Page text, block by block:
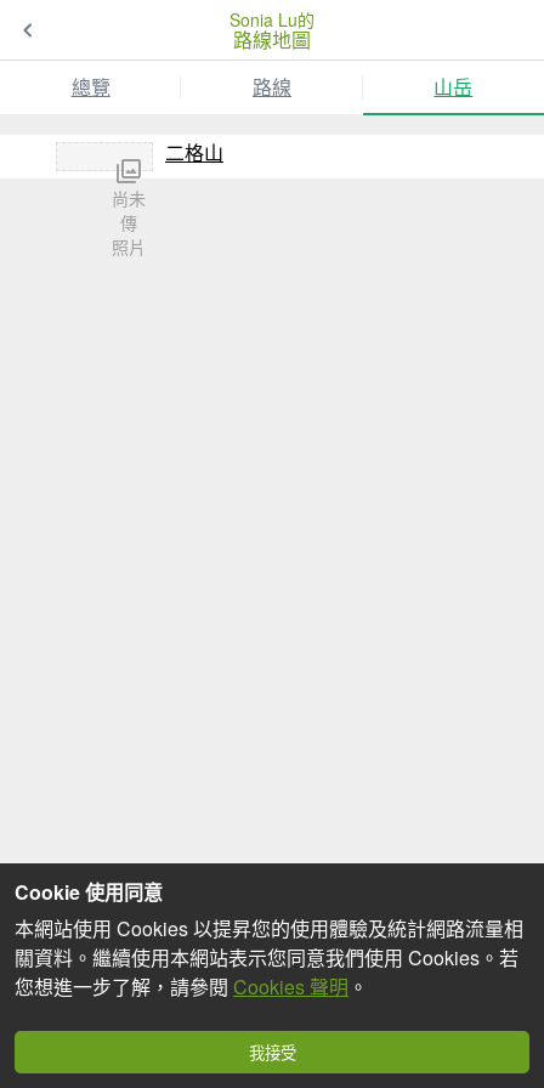
Sonia Lu的
路線地圖
總覽
路線 山岳
尚未
傳
照片
二格山
Cookie 使用同意
本網站使用 Cookies 以提昇您的使用體驗及統計網路流量相
關資料。繼續使用本網站表示您同意我們使用 Cookies。若
您想進一步了解，請參閱 Cookies 聲明 。
我接受